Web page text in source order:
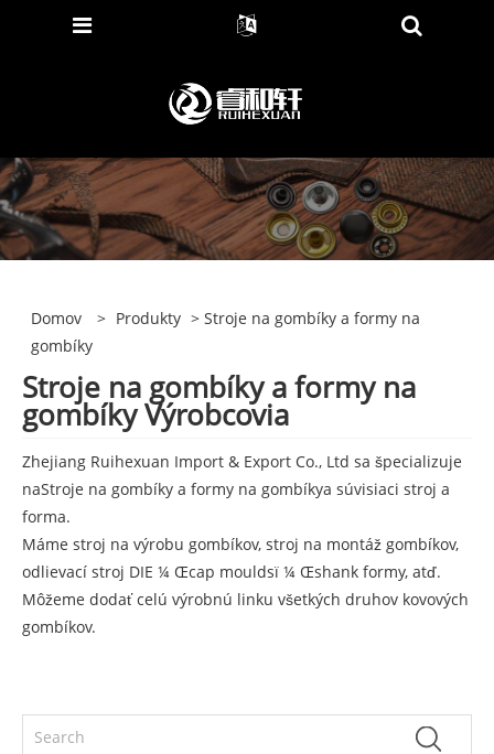
Domov > Produkty > Stroje na gombíky a formy na
gombíky
Stroje na gombíky a formy na
gombíky Výrobcovia
Zhejiang Ruihexuan Import & Export Co., Ltd sa špecializuje
naStroje na gombíky a formy na gombíkya súvisiaci stroj a
forma.
Máme stroj na výrobu gombíkov, stroj na montáž gombíkov,
odlievací stroj DIE ¼ Œcap mouldsï ¼ Œshank formy, atď.
Môžeme dodať celú výrobnú linku všetkých druhov kovových
gombíkov.